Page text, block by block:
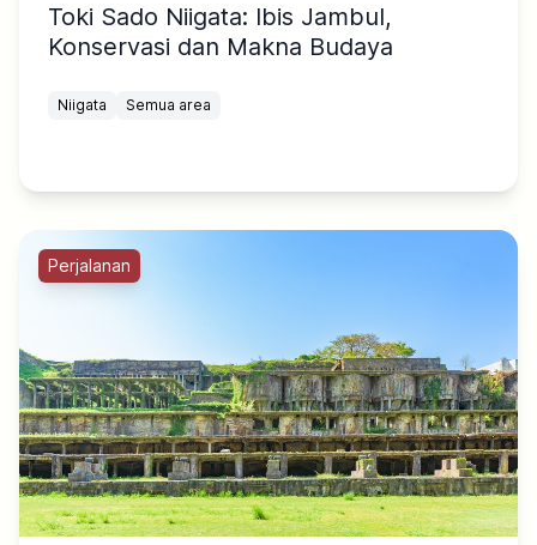
Toki Sado Niigata: Ibis Jambul,
Konservasi dan Makna Budaya
Niigata Semua area
Perjalanan